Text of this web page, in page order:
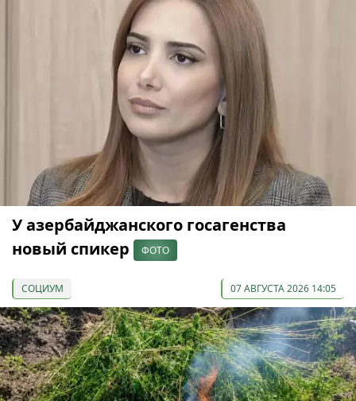
У азербайджанского госагенства
новый спикер
ФОТО
СОЦИУМ 07 АВГУСТА 2026 14:05